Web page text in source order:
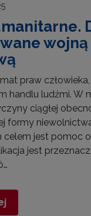
wojną
praw
handlu ludźmi. W
ciągłej
formy
celem jest pomoc
jest